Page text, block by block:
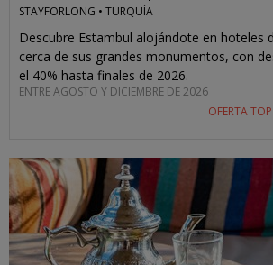
STAYFORLONG • TURQUÍA
Descubre Estambul alojándote en hoteles
cerca de sus grandes monumentos, con
el 40% hasta finales de 2026.
ENTRE AGOSTO Y DICIEMBRE DE 2026
OFERTA